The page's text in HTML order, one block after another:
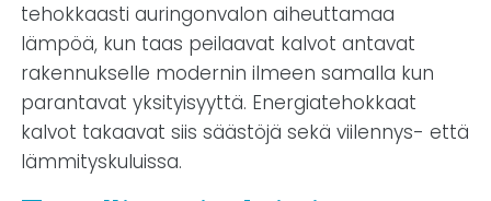
tehokkaasti auringonvalon aiheuttamaa
lämpöä, kun taas peilaavat kalvot antavat
rakennukselle modernin ilmeen samalla kun
parantavat yksityisyyttä. Energiatehokkaat
kalvot takaavat siis säästöjä sekä viilennys- että
lämmityskuluissa.